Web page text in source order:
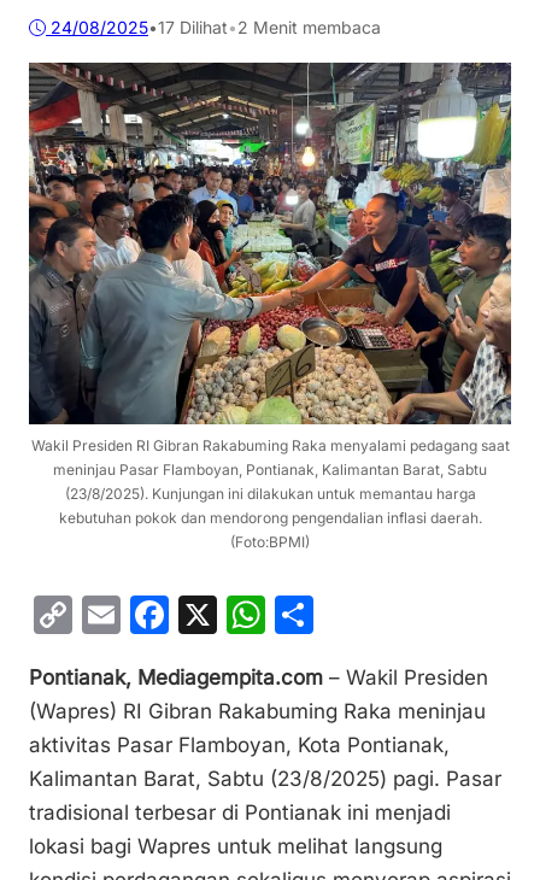
24/08/2025•17 Dilihat•2 Menit membaca
Wakil Presiden RI Gibran Rakabuming Raka menyalami pedagang saat
meninjau Pasar Flamboyan, Pontianak, Kalimantan Barat, Sabtu
(23/8/2025). Kunjungan ini dilakukan untuk memantau harga
kebutuhan pokok dan mendorong pengendalian inflasi daerah.
(Foto:BPMI)
C
p
y
Li
n
k
E
ai
l
F
c
e
b
o
o
X
W
at
s
A
p
p
ar
e
Pontianak, Mediagempita.com – Wakil Presiden
(Wapres) RI Gibran Rakabuming Raka meninjau
aktivitas Pasar Flamboyan, Kota Pontianak,
Kalimantan Barat, Sabtu (23/8/2025) pagi. Pasar
tradisional terbesar di Pontianak ini menjadi
lokasi bagi Wapres untuk melihat langsung